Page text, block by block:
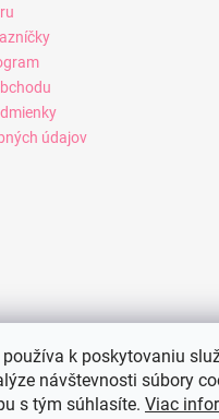
k poskytovaniu
návštevnosti súbory
s tým súhlasíte. Viac
údajov